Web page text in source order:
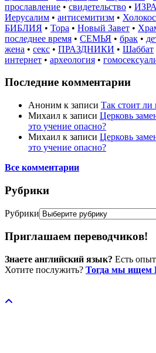
прославление • свидетельство •
Иерусалим • антисемитизм •
БИБЛИЯ • Тора • Новый Завет •
последнее время • СЕМЬЯ • брак •
жена • секс • ПРАЗДНИКИ • Шаббат
интернет • археология •
Последние комментарии
Аноним к записи Так стоит ли
Михаил к записи Церковь
это учение опасно?
Михаил к записи Церковь
это учение опасно?
Все комментарии
Рубрики
Рубрики
Приглашаем переводчиков!
Знаете английский язык? Есть
Хотите послужить? Тогда мы ищем